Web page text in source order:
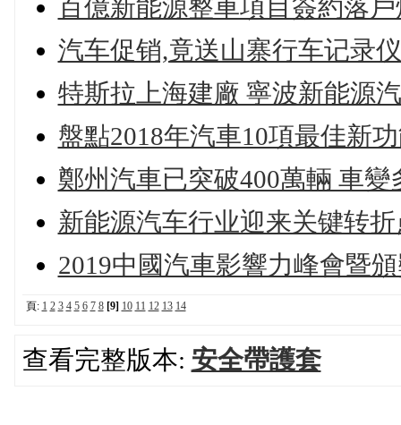
百億新能源整車項目簽約落
汽车促销,竟送山寨行车记录仪
特斯拉上海建廠 寧波新能源
盤點2018年汽車10項最佳新
鄭州汽車已突破400萬輛 車變
新能源汽车行业迎来关键转折
2019中國汽車影響力峰會暨
頁: 1 2 3 4 5 6 7 8 [9] 10 11 12 13 14
查看完整版本: 安全帶護套